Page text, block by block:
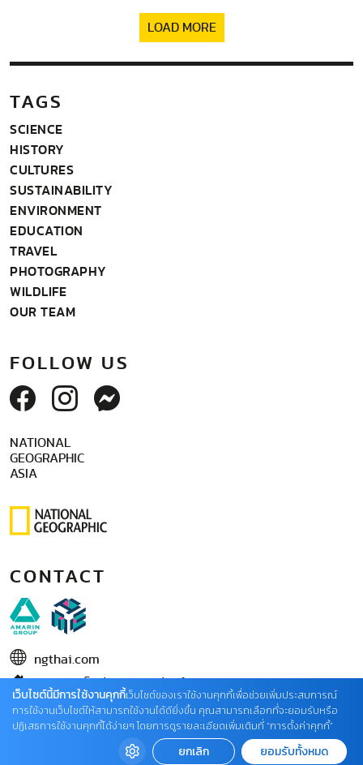
LOAD MORE
TAGS
SCIENCE
HISTORY
CULTURES
SUSTAINABILITY
ENVIRONMENT
EDUCATION
TRAVEL
PHOTOGRAPHY
WILDLIFE
OUR TEAM
FOLLOW US
NATIONAL
GEOGRAPHIC
ASIA
CONTACT
ngthai.com
ในเครือ บริษัท อมรินทร์ คอร์เปอเรชั่นส์ จำกัด (มหาชน)
02 422 9999 ต่อ 4220
ติดต่อแจ้งปัญหาหรือร้องเรียน
เว็บไซต์นี้มีการใช้งานคุกกี้เว็บไซต์ของเราใช้งานคุกกี้เพื่อช่วยเพิ่มประสบการณ์
การใช้งานเว็บไซต์ให้สามารถใช้งานได้ดียิ่งขึ้น คุณสามารถเลือกที่จะยอมรับหรือ
ปฏิเสธการใช้งานคุกกี้ได้ง่ายๆ โดยการดูรายละเอียดเพิ่มเติมที่ “การตั้งค่าคุกกี้”
ยกเลิก ยอมรับทั้งหมด